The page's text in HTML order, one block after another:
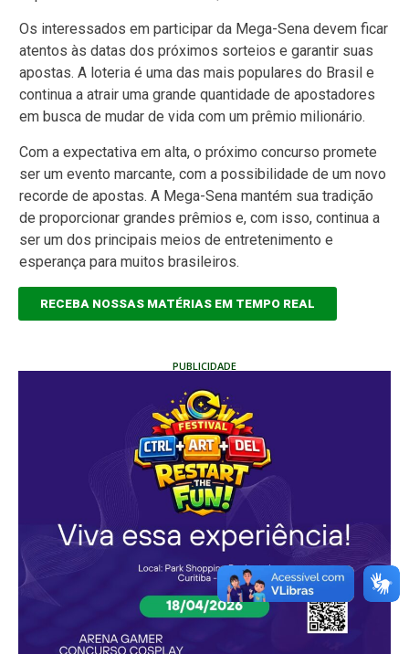
Os interessados em participar da Mega-Sena devem ficar
atentos às datas dos próximos sorteios e garantir suas
apostas. A loteria é uma das mais populares do Brasil e
continua a atrair uma grande quantidade de apostadores
em busca de mudar de vida com um prêmio milionário.
Com a expectativa em alta, o próximo concurso promete
ser um evento marcante, com a possibilidade de um novo
recorde de apostas. A Mega-Sena mantém sua tradição
de proporcionar grandes prêmios e, com isso, continua a
ser um dos principais meios de entretenimento e
esperança para muitos brasileiros.
RECEBA NOSSAS MATÉRIAS EM TEMPO REAL
PUBLICIDADE